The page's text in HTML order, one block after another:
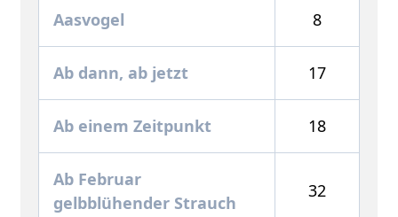
Aasvogel 8
Ab dann, ab jetzt 17
Ab einem Zeitpunkt 18
Ab Februar
gelbblühender Strauch
32